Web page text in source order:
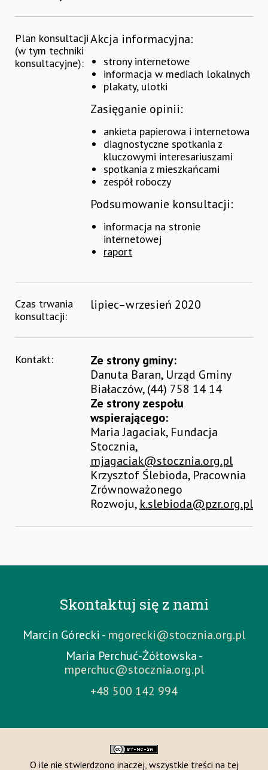
Plan konsultacji
(w tym techniki
konsultacyjne):
Akcja informacyjna:
strony internetowe
informacja w mediach lokalnych
plakaty, ulotki
Zasięganie opinii:
ankieta papierowa i internetowa
diagnostyczne spotkania z
kluczowymi interesariuszami
spotkania z mieszkańcami
zespół roboczy
Podsumowanie konsultacji:
informacja na stronie
internetowej
raport
Czas trwania
konsultacji:
lipiec–wrzesień 2020
Kontakt:
Ze strony gminy:
Danuta Baran, Urząd Gminy
Białaczów, (44) 758 14 14
Ze strony zespołu
wspierającego:
Maria Jagaciak, Fundacja
Stocznia,
mjagaciak@stocznia.org.pl
Krzysztof Ślebioda, Pracownia
Zrównoważonego
Rozwoju, k.slebioda@pzr.org.pl
Skontaktuj się z nami
Marcin Górecki - mgorecki@stocznia.org.pl
Maria Perchuć-Żółtowska -
mperchuc@stocznia.org.pl
+48 500 142 994
O ile nie stwierdzono inaczej, wszystkie treści na tej